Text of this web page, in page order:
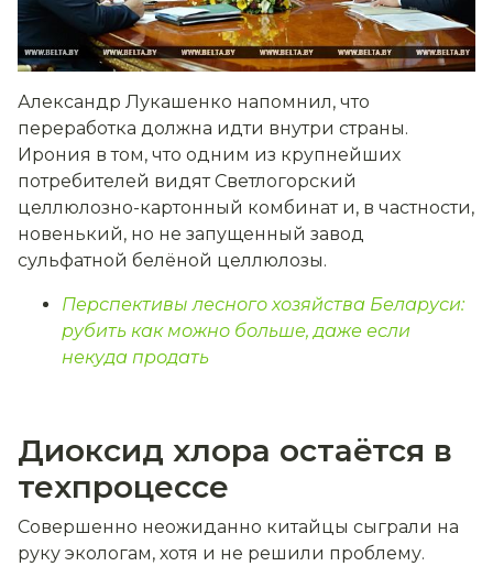
Александр Лукашенко напомнил, что
переработка должна идти внутри страны.
Ирония в том, что одним из крупнейших
потребителей видят Светлогорский
целлюлозно-картонный комбинат и, в частности,
новенький, но не запущенный завод
сульфатной белёной целлюлозы.
Перспективы лесного хозяйства Беларуси:
рубить как можно больше, даже если
некуда продать
Диоксид хлора остаётся в
техпроцессе
Совершенно неожиданно китайцы сыграли на
руку экологам, хотя и не решили проблему.